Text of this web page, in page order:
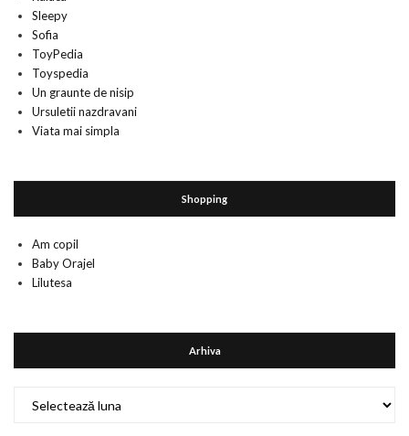
Sleepy
Sofia
ToyPedia
Toyspedia
Un graunte de nisip
Ursuletii nazdravani
Viata mai simpla
Shopping
Am copil
Baby Orajel
Lilutesa
Arhiva